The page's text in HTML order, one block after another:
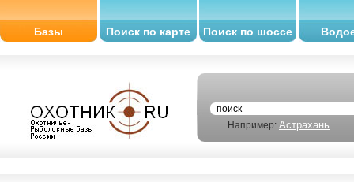
Базы Поиск по карте Поиск по шоссе
Например: Астрахань